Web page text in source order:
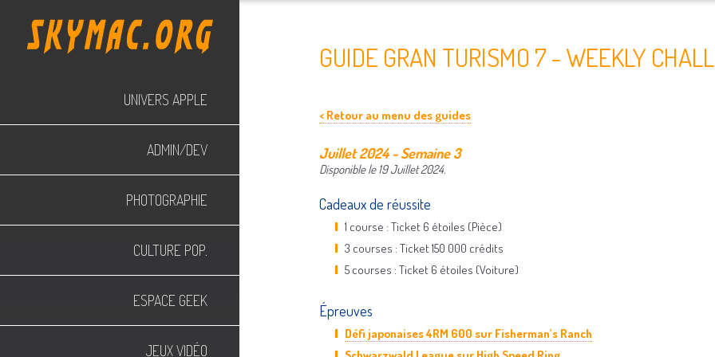
UNIVERS APPLE
ADMIN/DEV
PHOTOGRAPHIE
CULTURE POP.
ESPACE GEEK
JEUX VIDÉO
GUIDE GRAN TURISMO 7 - WEEKLY
< Retour au menu des guides
Juillet 2024 - Semaine 3
Disponible le 19 Juillet 2024.
Cadeaux de réussite
1 course : Ticket 6 étoiles (Pièce)
3 courses : Ticket 150 000 crédits
5 courses : Ticket 6 étoiles (Voiture)
Épreuves
Défi japonaises 4RM 600 sur Fisherman’s Ranch